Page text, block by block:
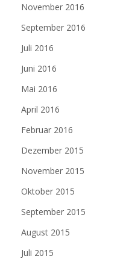
November 2016
September 2016
Juli 2016
Juni 2016
Mai 2016
April 2016
Februar 2016
Dezember 2015
November 2015
Oktober 2015
September 2015
August 2015
Juli 2015